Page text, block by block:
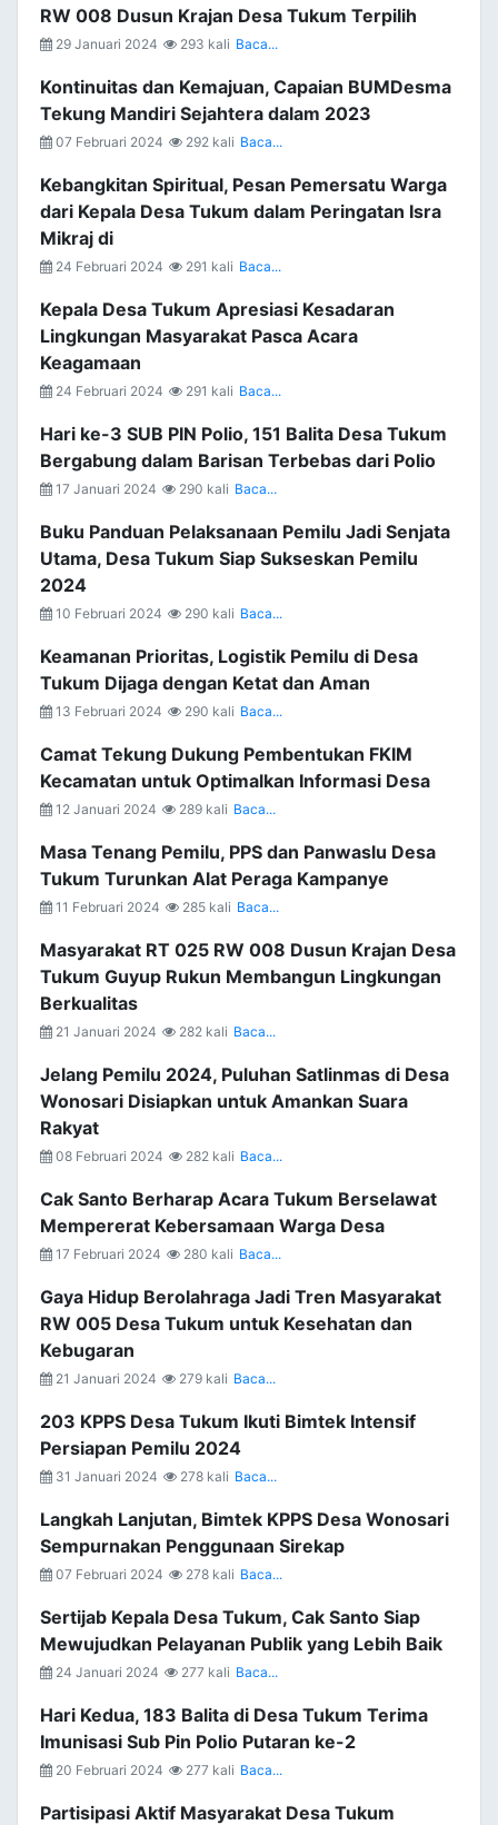
RW 008 Dusun Krajan Desa Tukum Terpilih
29 Januari 2024 293 kali Baca...
Kontinuitas dan Kemajuan, Capaian BUMDesma
Tekung Mandiri Sejahtera dalam 2023
07 Februari 2024 292 kali Baca...
Kebangkitan Spiritual, Pesan Pemersatu Warga
dari Kepala Desa Tukum dalam Peringatan Isra
Mikraj di
24 Februari 2024 291 kali Baca...
Kepala Desa Tukum Apresiasi Kesadaran
Lingkungan Masyarakat Pasca Acara
Keagamaan
24 Februari 2024 291 kali Baca...
Hari ke-3 SUB PIN Polio, 151 Balita Desa Tukum
Bergabung dalam Barisan Terbebas dari Polio
17 Januari 2024 290 kali Baca...
Buku Panduan Pelaksanaan Pemilu Jadi Senjata
Utama, Desa Tukum Siap Sukseskan Pemilu
2024
10 Februari 2024 290 kali Baca...
Keamanan Prioritas, Logistik Pemilu di Desa
Tukum Dijaga dengan Ketat dan Aman
13 Februari 2024 290 kali Baca...
Camat Tekung Dukung Pembentukan FKIM
Kecamatan untuk Optimalkan Informasi Desa
12 Januari 2024 289 kali Baca...
Masa Tenang Pemilu, PPS dan Panwaslu Desa
Tukum Turunkan Alat Peraga Kampanye
11 Februari 2024 285 kali Baca...
Masyarakat RT 025 RW 008 Dusun Krajan Desa
Tukum Guyup Rukun Membangun Lingkungan
Berkualitas
21 Januari 2024 282 kali Baca...
Jelang Pemilu 2024, Puluhan Satlinmas di Desa
Wonosari Disiapkan untuk Amankan Suara
Rakyat
08 Februari 2024 282 kali Baca...
Cak Santo Berharap Acara Tukum Berselawat
Mempererat Kebersamaan Warga Desa
17 Februari 2024 280 kali Baca...
Gaya Hidup Berolahraga Jadi Tren Masyarakat
RW 005 Desa Tukum untuk Kesehatan dan
Kebugaran
21 Januari 2024 279 kali Baca...
203 KPPS Desa Tukum Ikuti Bimtek Intensif
Persiapan Pemilu 2024
31 Januari 2024 278 kali Baca...
Langkah Lanjutan, Bimtek KPPS Desa Wonosari
Sempurnakan Penggunaan Sirekap
07 Februari 2024 278 kali Baca...
Sertijab Kepala Desa Tukum, Cak Santo Siap
Mewujudkan Pelayanan Publik yang Lebih Baik
24 Januari 2024 277 kali Baca...
Hari Kedua, 183 Balita di Desa Tukum Terima
Imunisasi Sub Pin Polio Putaran ke-2
20 Februari 2024 277 kali Baca...
Partisipasi Aktif Masyarakat Desa Tukum